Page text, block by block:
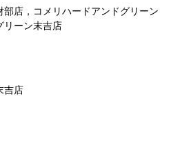
店，コメリハードアンドグリーン
リーン末吉店
吉店